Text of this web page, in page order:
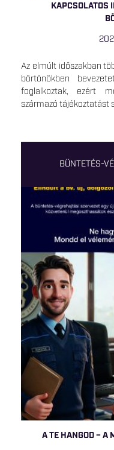
KAPCSOLATOS
Az elmúlt időszakban
börtönökben
foglalkoztak, ezért
származó tájékoztatást
BÜNTETÉS-
A TE HANGOD – A